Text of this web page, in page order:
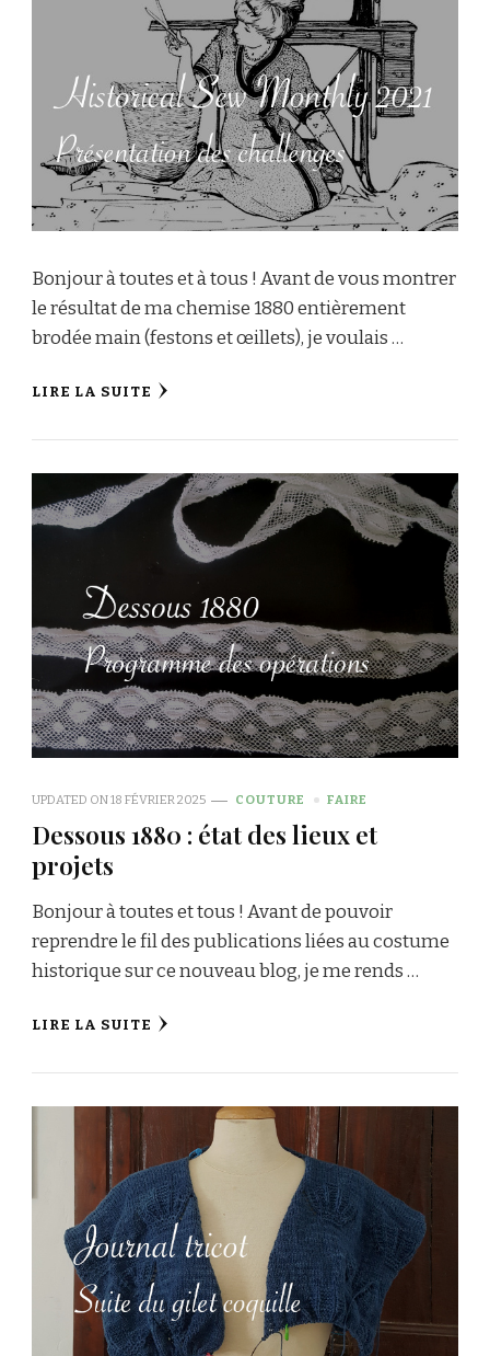
Bonjour à toutes et à tous ! Avant de vous montrer
le résultat de ma chemise 1880 entièrement
brodée main (festons et œillets), je voulais …
LIRE LA SUITE
UPDATED ON18 FÉVRIER 2025 COUTURE FAIRE
Dessous 1880 : état des lieux et
projets
Bonjour à toutes et tous ! Avant de pouvoir
reprendre le fil des publications liées au costume
historique sur ce nouveau blog, je me rends …
LIRE LA SUITE